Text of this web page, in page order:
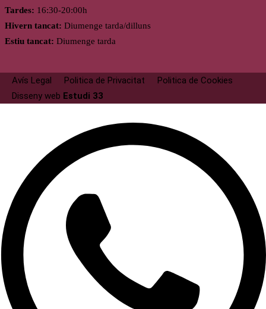
Tardes: 16:30-20:00h
Hivern tancat: Diumenge tarda/dilluns
Estiu tancat: Diumenge tarda
Avís Legal Politica de Privacitat
Politica de Cookies
Disseny web Estudi 33